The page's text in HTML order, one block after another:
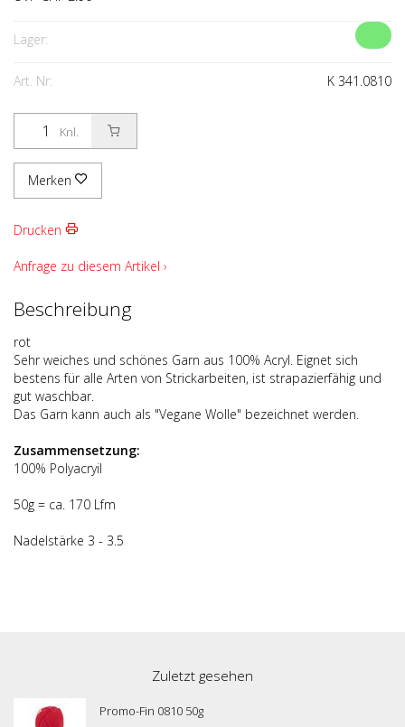
Lager:
Art. Nr: K 341.0810
Knl.
Merken
Drucken
Anfrage zu diesem Artikel ›
Beschreibung
rot
Sehr weiches und schönes Garn aus 100% Acryl. Eignet sich
bestens für alle Arten von Strickarbeiten, ist strapazierfähig und
gut waschbar.
Das Garn kann auch als "Vegane Wolle" bezeichnet werden.
Zusammensetzung:
100% Polyacryil
50g = ca. 170 Lfm
Nadelstärke 3 - 3.5
Zuletzt gesehen
Promo-Fin 0810 50g